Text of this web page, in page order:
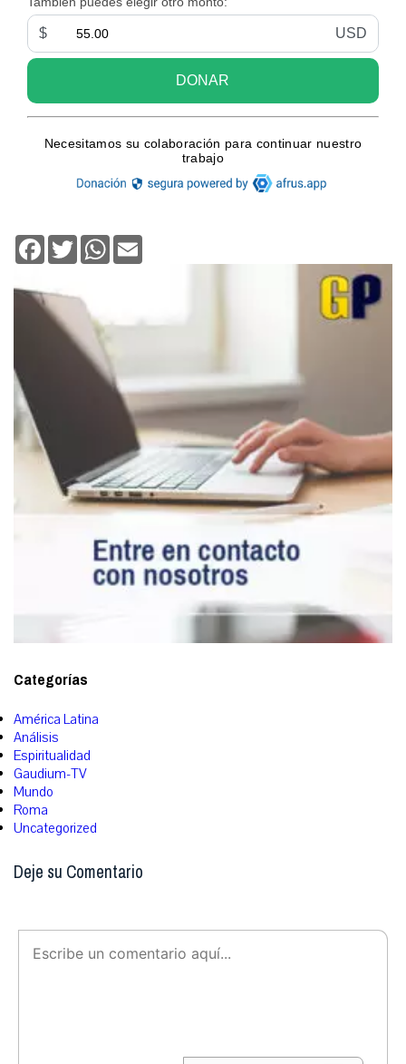
Facebook
TwitterWhatsApp
Categorías
América Latina
Análisis
Espiritualidad
Gaudium-TV
Mundo
Roma
Uncategorized
Deje su Comentario